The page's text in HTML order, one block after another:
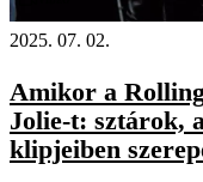
2025. 07. 02.
Amikor a
Jolie-t: sztárok,
klipjeiben